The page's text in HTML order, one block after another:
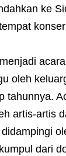
ke
oleh
tahunnya.
artis-artis
dari